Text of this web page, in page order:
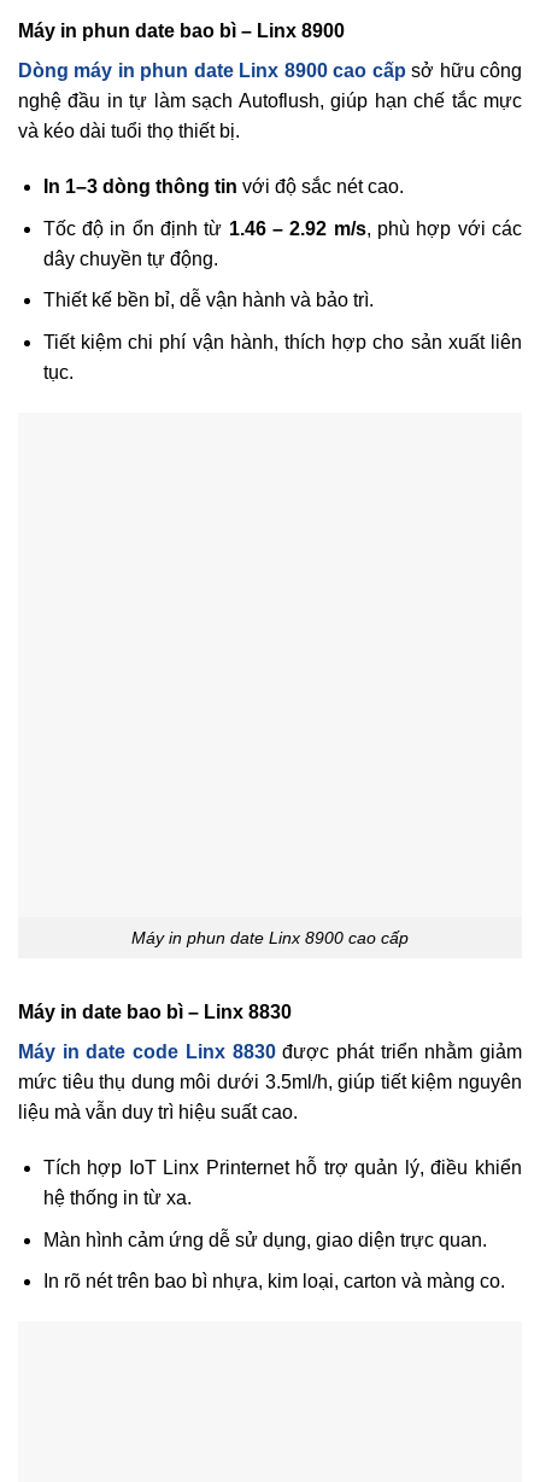
Máy in phun date bao bì – Linx 8900
Dòng máy in phun date Linx 8900 cao cấp sở hữu công
nghệ đầu in tự làm sạch Autoflush, giúp hạn chế tắc mực
và kéo dài tuổi thọ thiết bị.
In 1–3 dòng thông tin với độ sắc nét cao.
Tốc độ in ổn định từ 1.46 – 2.92 m/s, phù hợp với các
dây chuyền tự động.
Thiết kế bền bỉ, dễ vận hành và bảo trì.
Tiết kiệm chi phí vận hành, thích hợp cho sản xuất liên
tục.
Máy in phun date Linx 8900 cao cấp
Máy in date bao bì – Linx 8830
Máy in date code Linx 8830được phát triển nhằm giảm
mức tiêu thụ dung môi dưới 3.5ml/h, giúp tiết kiệm nguyên
liệu mà vẫn duy trì hiệu suất cao.
Tích hợp IoT Linx Printernet hỗ trợ quản lý, điều khiển
hệ thống in từ xa.
Màn hình cảm ứng dễ sử dụng, giao diện trực quan.
In rõ nét trên bao bì nhựa, kim loại, carton và màng co.